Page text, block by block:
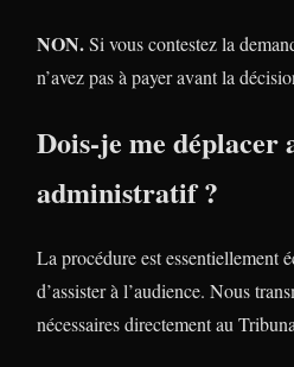
NON.Si vous contestez la
n’avez pas à payer avant la
Dois-je me déplacer
administratif ?
La procédure est essentiellement
d’assister à l’audience. Nous
nécessaires directement au